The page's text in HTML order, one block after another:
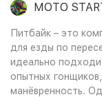
MOTO
Питбайк – это
для езды по
идеально
опытных
манёвренность.